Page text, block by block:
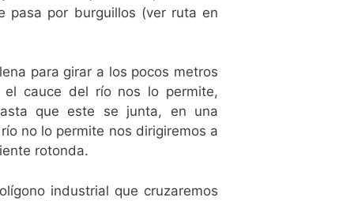
pasa por burguillos (ver ruta en
para girar a los pocos metros
cauce del río nos lo permite,
que este se junta, en una
no lo permite nos dirigiremos a
rotonda.
industrial que cruzaremos